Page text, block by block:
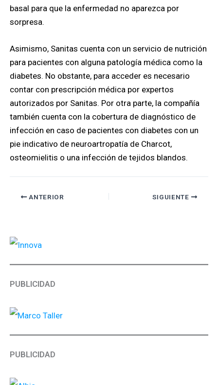
basal para que la enfermedad no aparezca por
sorpresa.
Asimismo, Sanitas cuenta con un servicio de nutrición
para pacientes con alguna patología médica como la
diabetes. No obstante, para acceder es necesario
contar con prescripción médica por expertos
autorizados por Sanitas. Por otra parte, la compañía
también cuenta con la cobertura de diagnóstico de
infección en caso de pacientes con diabetes con un
pie indicativo de neuroartropatía de Charcot,
osteomielitis o una infección de tejidos blandos.
ANTERIOR SIGUIENTE
PUBLICIDAD
PUBLICIDAD